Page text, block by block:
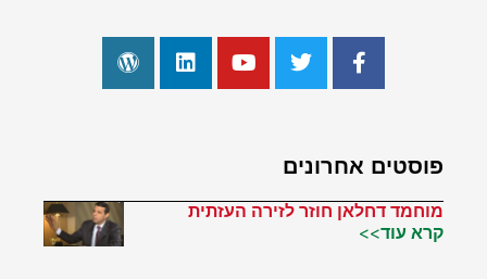
פוסטים אחרונים
מוחמד דחלאן חוזר לזירה העזתית
קרא עוד>>